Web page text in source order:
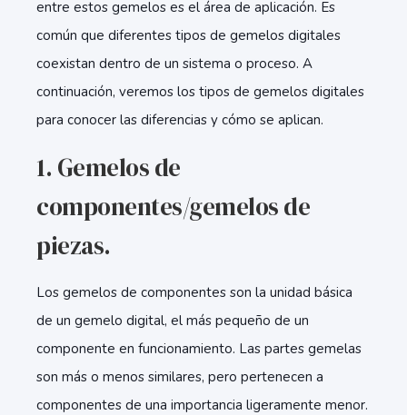
entre estos gemelos es el área de aplicación. Es
común que diferentes tipos de gemelos digitales
coexistan dentro de un sistema o proceso. A
continuación, veremos los tipos de gemelos digitales
para conocer las diferencias y cómo se aplican.
1. Gemelos de
componentes/gemelos de
piezas.
Los gemelos de componentes son la unidad básica
de un gemelo digital, el más pequeño de un
componente en funcionamiento. Las partes gemelas
son más o menos similares, pero pertenecen a
componentes de una importancia ligeramente menor.